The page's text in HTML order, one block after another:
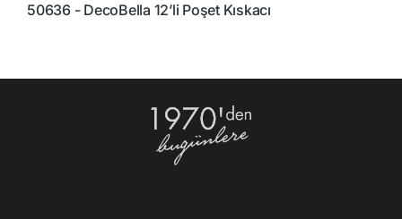
50636 - DecoBella 12’li Poşet Kıskacı